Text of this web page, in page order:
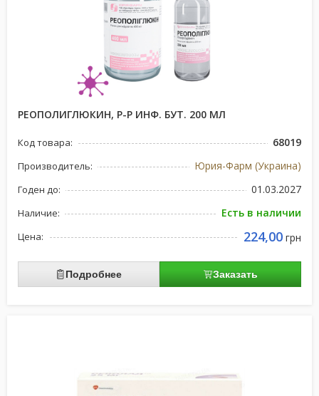
РЕОПОЛИГЛЮКИН, Р-Р ИНФ. БУТ. 200 МЛ
Код товара: 68019
Производитель: Юрия-Фарм (Украина)
Годен до: 01.03.2027
Наличие: Есть в наличии
Цена: 224,00 грн
Подробнее Заказать